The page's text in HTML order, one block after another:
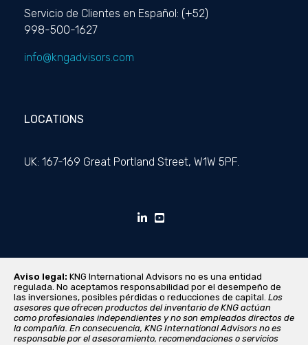
Servicio de Clientes en Español: (+52)
998-500-1627
info@kngadvisors.com
LOCATIONS
UK: 167-169 Great Portland Street, W1W 5PF.
Aviso legal: KNG International Advisors no es una entidad
regulada. No aceptamos responsabilidad por el desempeño de
las inversiones, posibles pérdidas o reducciones de capital. Los
asesores que ofrecen productos del inventario de KNG actúan
como profesionales independientes y no son empleados directos de
la compañía. En consecuencia, KNG International Advisors no es
responsable por el asesoramiento, recomendaciones o servicios